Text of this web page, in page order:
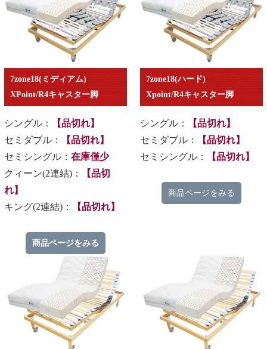
7zone18(ミディアム)
XPoint/R4キャスター脚
シングル：
【品切れ】
セミダブル：
【品切れ】
セミシングル： 在庫僅少
クィーン(2連結)：
【品切
れ】
キング(2連結)：
【品切れ】
商品ページをみる
7zone18(ハード)
Xpoint/R4キャスター脚
シングル：
【品切れ】
セミダブル：
【品切れ】
セミシングル：
【品切れ】
商品ページをみる